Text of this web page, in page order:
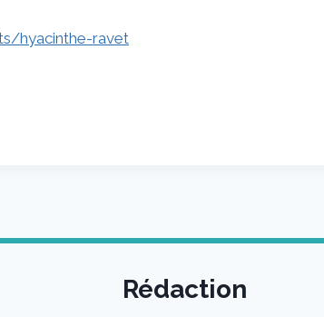
hyacinthe-ravet
Rédaction